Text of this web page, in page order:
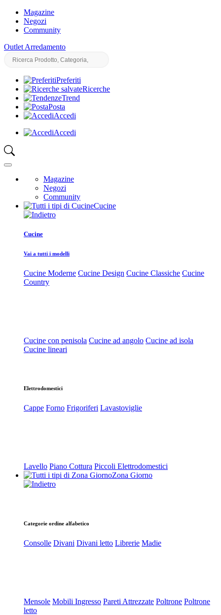
Magazine
Negozi
Community
Outlet Arredamento
Preferiti
Ricerche
Trend
Posta
Accedi
Accedi
Magazine
Negozi
Community
Cucine
Cucine
Vai a tutti i modelli
Cucine Moderne Cucine Design Cucine Classiche Cucine
Country
Cucine con penisola Cucine ad angolo Cucine ad isola
Cucine lineari
Elettrodomestici
Cappe Forno Frigoriferi Lavastoviglie
Lavello Piano Cottura Piccoli Elettrodomestici
Zona Giorno
Categorie ordine alfabetico
Consolle Divani Divani letto Librerie Madie
Mensole Mobili Ingresso Pareti Attrezzate Poltrone Poltrone
letto